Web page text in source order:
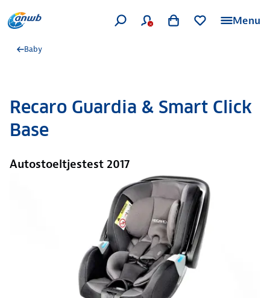
Menu
Baby
Recaro Guardia & Smart Click
Base
Autostoeltjestest 2017